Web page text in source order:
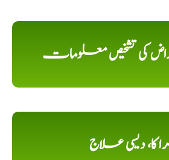
کی تشخیص معلومات
کا، دیسی علاج